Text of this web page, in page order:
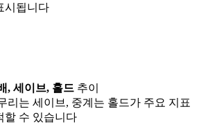
시됩니다
, 세이브, 홀드 추이
리는 세이브, 중계는 홀드가 주요 지표
할 수 있습니다